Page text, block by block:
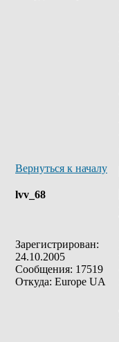
Вернуться к началу
lvv_68
Зарегистрирован:
24.10.2005
Сообщения: 17519
Откуда: Europe UA